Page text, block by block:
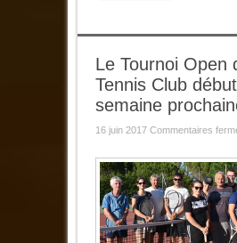
Le Tournoi Open
Tennis Club
semaine
16 juin 2017 Commentaires